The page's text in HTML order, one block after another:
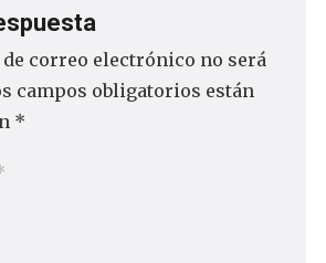
correo electrónico no será
campos obligatorios están
*